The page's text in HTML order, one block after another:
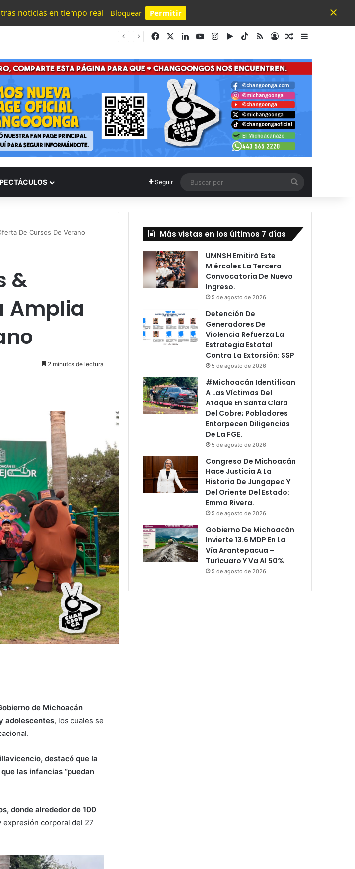
noticias en tiempo real Bloquear Permitir
Powered by SendPulse
×
FacebookLinkedInYouTubeInstagram
Google Play
TikTok
RSSAccesoPublicación al
Barra lateral
Seguir
por
De Cursos De Verano
&
Amplia
2 minutos de lectura
de Michoacán
adolescentes, los cuales se
destacó que la
las infancias “puedan
donde alrededor de 100
expresión corporal del 27
Más vistas en los últimos 7 días
UMNSH Emitirá Este
Miércoles La Tercera
Convocatoria De Nuevo
Ingreso.
5 de agosto de 2026
Detención De
Generadores De
Violencia Refuerza La
Estrategia Estatal
Contra La Extorsión: SSP
5 de agosto de 2026
#Michoacán Identifican
A Las Víctimas Del
Ataque En Santa Clara
Del Cobre; Pobladores
Entorpecen Diligencias
De La FGE.
5 de agosto de 2026
Congreso De Michoacán
Hace Justicia A La
Historia De Jungapeo Y
Del Oriente Del Estado:
Emma Rivera.
5 de agosto de 2026
Gobierno De Michoacán
Invierte 13.6 MDP En La
Vía Arantepacua –
Turícuaro Y Va Al 50%
5 de agosto de 2026